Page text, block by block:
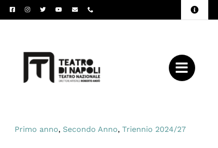
Salta
al
Toggle
Primo anno, Secondo Anno, Triennio 2024/27